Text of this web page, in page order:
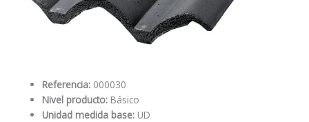
Referencia: 000030
Nivel producto: Básico
Unidad medida base: UD